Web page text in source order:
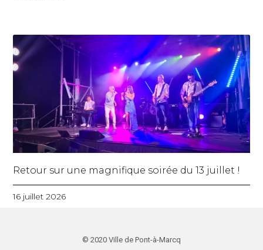
Retour sur une magnifique soirée du 13 juillet !
16 juillet 2026
© 2020 Ville de Pont-à-Marcq